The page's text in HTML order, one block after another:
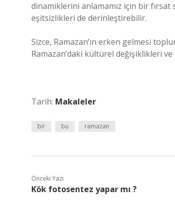
dinamiklerini anlamamız için bir
eşitsizlikleri de derinleştirebilir.
Sizce, Ramazan’ın erken gelmesi
Ramazan’daki kültürel değişiklikleri
Tarih: Makaleler
bir bu ramazan
Önceki Yazı
Kök fotosentez yapar mı ?